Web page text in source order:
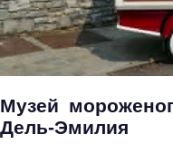
Музей
Дель-Эмилия